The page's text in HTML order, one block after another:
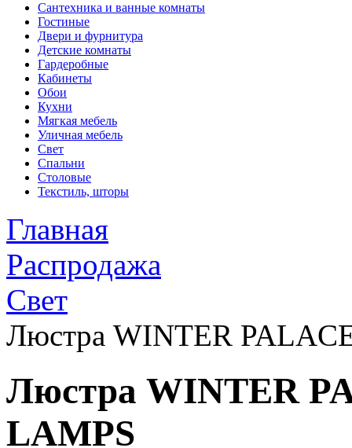
Сантехника и ванные комнаты
Гостиные
Двери и фурнитура
Детские комнаты
Гардеробные
Кабинеты
Обои
Кухни
Мягкая мебель
Уличная мебель
Свет
Спальни
Столовые
Текстиль, шторы
Главная
Распродажа
Свет
Люстра WINTER
Люстра WINTER
LAMPS